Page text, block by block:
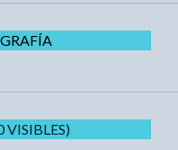
VISIBLES)